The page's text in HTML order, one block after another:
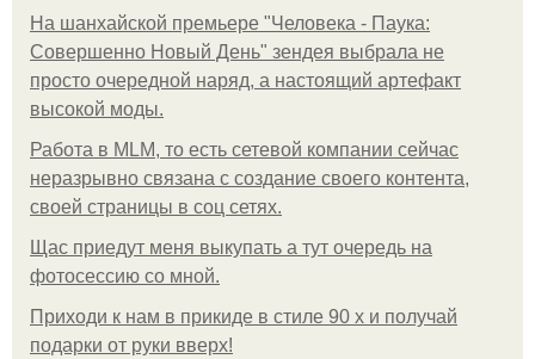
На шанхайской премьере "Человека - Паука:
Совершенно Новый День" зендея выбрала не
просто очередной наряд, а настоящий артефакт
высокой моды.
Работа в MLM, то есть сетевой компании сейчас
неразрывно связана с создание своего контента,
своей страницы в соц сетях.
Щас приедут меня выкупать а тут очередь на
фотосессию со мной.
Приходи к нам в прикиде в стиле 90 х и получай
подарки от руки вверх!